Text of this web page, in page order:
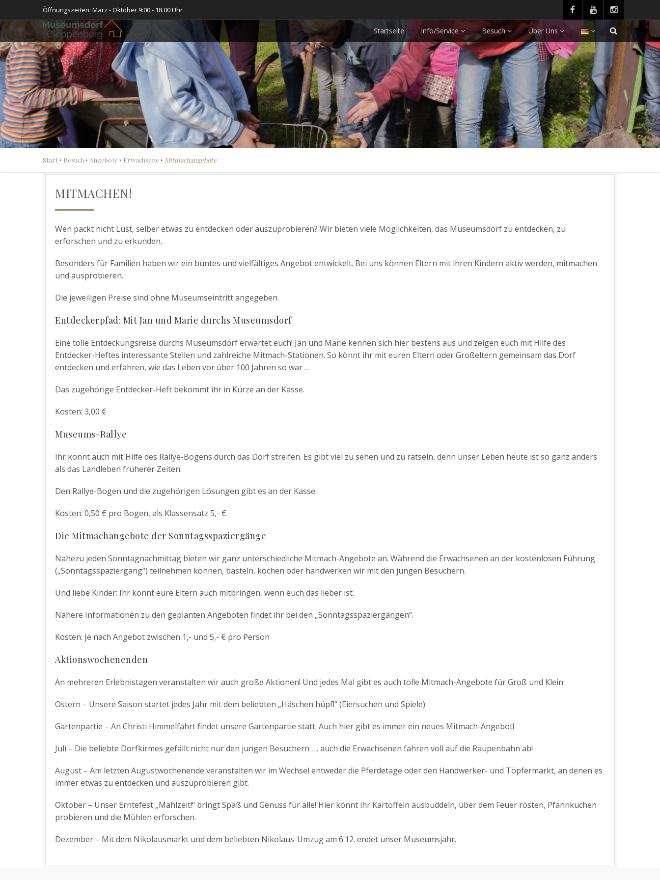
Öffnungszeiten: März - Oktober 9:00 - 18.00 Uhr
Startseite Info/Service Besuch Über Uns
Start ‣ Besuch ‣ Angebote ‣ Erwachsene ‣ Mitmachangebote
MITMACHEN!
Wen packt nicht Lust, selber etwas zu entdecken oder auszuprobieren? Wir bieten viele Möglichkeiten, das Museumsdorf zu entdecken, zu
erforschen und zu erkunden.
Besonders für Familien haben wir ein buntes und vielfältiges Angebot entwickelt. Bei uns können Eltern mit ihren Kindern aktiv werden, mitmachen
und ausprobieren.
Die jeweiligen Preise sind ohne Museumseintritt angegeben.
Entdeckerpfad: Mit Jan und Marie durchs Museumsdorf
Eine tolle Entdeckungsreise durchs Museumsdorf erwartet euch! Jan und Marie kennen sich hier bestens aus und zeigen euch mit Hilfe des
Entdecker-Heftes interessante Stellen und zahlreiche Mitmach-Stationen. So könnt ihr mit euren Eltern oder Großeltern gemeinsam das Dorf
entdecken und erfahren, wie das Leben vor über 100 Jahren so war …
Das zugehörige Entdecker-Heft bekommt ihr in Kürze an der Kasse.
Kosten: 3,00 €
Museums-Rallye
Ihr könnt auch mit Hilfe des Rallye-Bogens durch das Dorf streifen. Es gibt viel zu sehen und zu rätseln, denn unser Leben heute ist so ganz anders
als das Landleben früherer Zeiten.
Den Rallye-Bogen und die zugehörigen Lösungen gibt es an der Kasse.
Kosten: 0,50 € pro Bogen, als Klassensatz 5,- €
Die Mitmachangebote der Sonntagsspaziergänge
Nahezu jeden Sonntagnachmittag bieten wir ganz unterschiedliche Mitmach-Angebote an. Während die Erwachsenen an der kostenlosen Führung
(„Sonntagsspaziergang“) teilnehmen können, basteln, kochen oder handwerken wir mit den jungen Besuchern.
Und liebe Kinder: Ihr könnt eure Eltern auch mitbringen, wenn euch das lieber ist.
Nähere Informationen zu den geplanten Angeboten findet ihr bei den „Sonntagsspaziergängen“.
Kosten: Je nach Angebot zwischen 1,- und 5,- € pro Person
Aktionswochenenden
An mehreren Erlebnistagen veranstalten wir auch große Aktionen! Und jedes Mal gibt es auch tolle Mitmach-Angebote für Groß und Klein:
Ostern – Unsere Saison startet jedes Jahr mit dem beliebten „Häschen hüpf!“ (Eiersuchen und Spiele).
Gartenpartie – An Christi Himmelfahrt findet unsere Gartenpartie statt. Auch hier gibt es immer ein neues Mitmach-Angebot!
Juli – Die beliebte Dorfkirmes gefällt nicht nur den jungen Besuchern …. auch die Erwachsenen fahren voll auf die Raupenbahn ab!
August – Am letzten Augustwochenende veranstalten wir im Wechsel entweder die Pferdetage oder den Handwerker- und Töpfermarkt, an denen es
immer etwas zu entdecken und auszuprobieren gibt.
Oktober – Unser Erntefest „Mahlzeit!“ bringt Spaß und Genuss für alle! Hier könnt ihr Kartoffeln ausbuddeln, über dem Feuer rösten, Pfannkuchen
probieren und die Mühlen erforschen.
Dezember – Mit dem Nikolausmarkt und dem beliebten Nikolaus-Umzug am 6.12. endet unser Museumsjahr.